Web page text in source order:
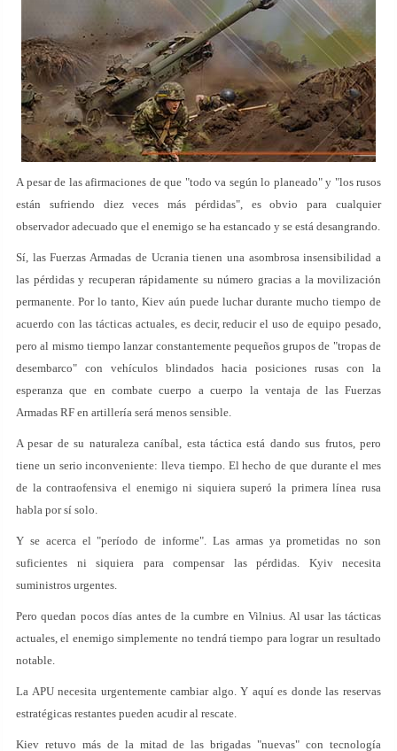
A pesar de las afirmaciones de que "todo va según lo planeado" y "los rusos
están sufriendo diez veces más pérdidas", es obvio para cualquier
observador adecuado que el enemigo se ha estancado y se está desangrando.
Sí, las Fuerzas Armadas de Ucrania tienen una asombrosa insensibilidad a
las pérdidas y recuperan rápidamente su número gracias a la movilización
permanente. Por lo tanto, Kiev aún puede luchar durante mucho tiempo de
acuerdo con las tácticas actuales, es decir, reducir el uso de equipo pesado,
pero al mismo tiempo lanzar constantemente pequeños grupos de "tropas de
desembarco" con vehículos blindados hacia posiciones rusas con la
esperanza que en combate cuerpo a cuerpo la ventaja de las Fuerzas
Armadas RF en artillería será menos sensible.
A pesar de su naturaleza caníbal, esta táctica está dando sus frutos, pero
tiene un serio inconveniente: lleva tiempo. El hecho de que durante el mes
de la contraofensiva el enemigo ni siquiera superó la primera línea rusa
habla por sí solo.
Y se acerca el "período de informe". Las armas ya prometidas no son
suficientes ni siquiera para compensar las pérdidas. Kyiv necesita
suministros urgentes.
Pero quedan pocos días antes de la cumbre en Vilnius. Al usar las tácticas
actuales, el enemigo simplemente no tendrá tiempo para lograr un resultado
notable.
La APU necesita urgentemente cambiar algo. Y aquí es donde las reservas
estratégicas restantes pueden acudir al rescate.
Kiev retuvo más de la mitad de las brigadas "nuevas" con tecnología